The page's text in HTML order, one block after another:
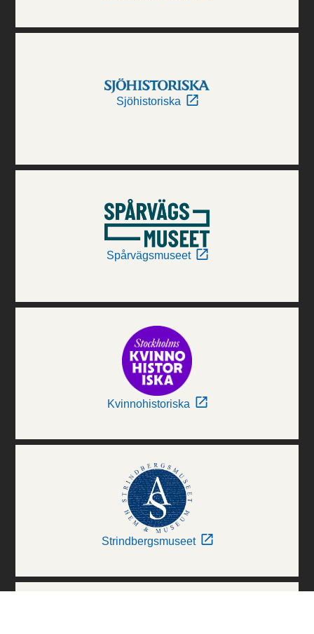
Sjöhistoriska
Spårvägsmuseet
Kvinnohistoriska
Strindbergsmuseet